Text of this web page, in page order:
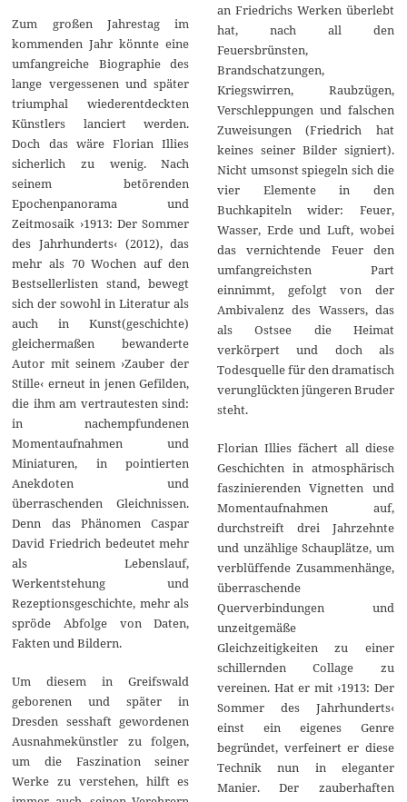
Zum großen Jahrestag im
kommenden Jahr könnte eine
umfangreiche Biographie des
lange vergessenen und später
triumphal wiederentdeckten
Künstlers lanciert werden.
Doch das wäre Florian Illies
sicherlich zu wenig. Nach
seinem betörenden
Epochenpanorama und
Zeitmosaik ›1913: Der Sommer
des Jahrhunderts‹ (2012), das
mehr als 70 Wochen auf den
Bestsellerlisten stand, bewegt
sich der sowohl in Literatur als
auch in Kunst(geschichte)
gleichermaßen bewanderte
Autor mit seinem ›Zauber der
Stille‹ erneut in jenen Gefilden,
die ihm am vertrautesten sind:
in nachempfundenen
Momentaufnahmen und
Miniaturen, in pointierten
Anekdoten und
überraschenden Gleichnissen.
Denn das Phänomen Caspar
David Friedrich bedeutet mehr
als Lebenslauf,
Werkentstehung und
Rezeptionsgeschichte, mehr als
spröde Abfolge von Daten,
Fakten und Bildern.
Um diesem in Greifswald
geborenen und später in
Dresden sesshaft gewordenen
Ausnahmekünstler zu folgen,
um die Faszination seiner
Werke zu verstehen, hilft es
an Friedrichs Werken überlebt
hat, nach all den
Feuersbrünsten,
Brandschatzungen,
Kriegswirren, Raubzügen,
Verschleppungen und falschen
Zuweisungen (Friedrich hat
keines seiner Bilder signiert).
Nicht umsonst spiegeln sich die
vier Elemente in den
Buchkapiteln wider: Feuer,
Wasser, Erde und Luft, wobei
das vernichtende Feuer den
umfangreichsten Part
einnimmt, gefolgt von der
Ambivalenz des Wassers, das
als Ostsee die Heimat
verkörpert und doch als
Todesquelle für den dramatisch
verunglückten jüngeren Bruder
steht.
Florian Illies fächert all diese
Geschichten in atmosphärisch
faszinierenden Vignetten und
Momentaufnahmen auf,
durchstreift drei Jahrzehnte
und unzählige Schauplätze, um
verblüffende Zusammenhänge,
überraschende
Querverbindungen und
unzeitgemäße
Gleichzeitigkeiten zu einer
schillernden Collage zu
vereinen. Hat er mit ›1913: Der
Sommer des Jahrhunderts‹
einst ein eigenes Genre
begründet, verfeinert er diese
Technik nun in eleganter
Manier. Der zauberhaften